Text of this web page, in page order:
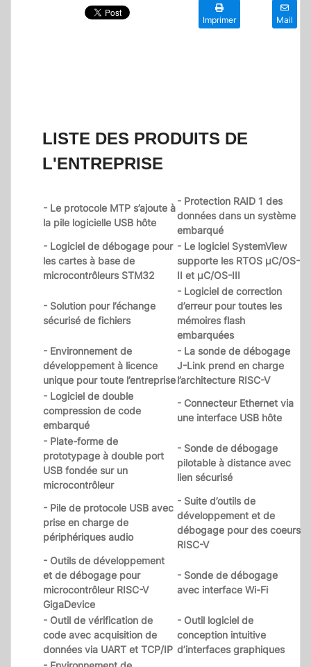
Imprimer Mail
LISTE DES PRODUITS DE
L'ENTREPRISE
- Le protocole MTP s’ajoute à
la pile logicielle USB hôte
- Protection RAID 1 des
données dans un système
embarqué
- Logiciel de débogage pour
les cartes à base de
microcontrôleurs STM32
- Le logiciel SystemView
supporte les RTOS µC/OS-
II et µC/OS-III
- Solution pour l’échange
sécurisé de fichiers
- Logiciel de correction
d’erreur pour toutes les
mémoires flash
embarquées
- Environnement de
développement à licence
unique pour toute l’entreprise
- La sonde de débogage
J-Link prend en charge
l’architecture RISC-V
- Logiciel de double
compression de code
embarqué
- Connecteur Ethernet via
une interface USB hôte
- Plate-forme de
prototypage à double port
USB fondée sur un
microcontrôleur
- Sonde de débogage
pilotable à distance avec
lien sécurisé
- Pile de protocole USB avec
prise en charge de
périphériques audio
- Suite d’outils de
développement et de
débogage pour des coeurs
RISC-V
- Outils de développement
et de débogage pour
microcontrôleur RISC-V
GigaDevice
- Sonde de débogage
avec interface Wi-Fi
- Outil de vérification de
code avec acquisition de
données via UART et TCP/IP
- Outil logiciel de
conception intuitive
d’interfaces graphiques